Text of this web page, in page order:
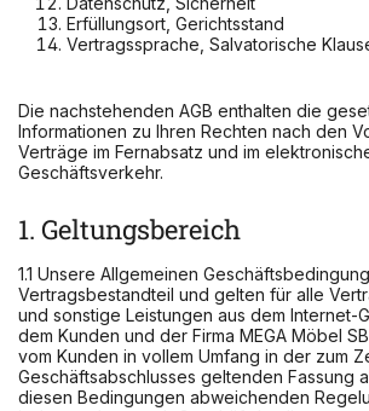
Erfüllungsort, Gerichtsstand
Vertragssprache, Salvatorische
Die nachstehenden AGB enthalten die
Informationen zu Ihren Rechten nach den
Verträge im Fernabsatz und im
Geschäftsverkehr.
1. Geltungsbereich
1.1 Unsere Allgemeinen
Vertragsbestandteil und gelten für alle
und sonstige Leistungen aus dem Internet-
dem Kunden und der Firma MEGA Möbel
vom Kunden in vollem Umfang in der zum
Geschäftsabschlusses geltenden Fassung
diesen Bedingungen abweichenden